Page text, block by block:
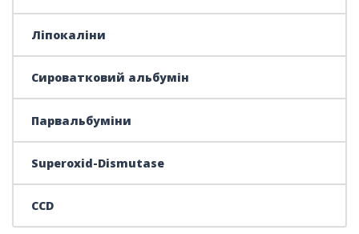
Ліпокаліни
Сироватковий альбумін
Парвальбуміни
Superoxid-Dismutase
CCD